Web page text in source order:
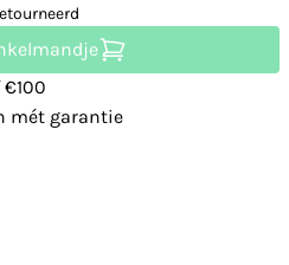
mét garantie